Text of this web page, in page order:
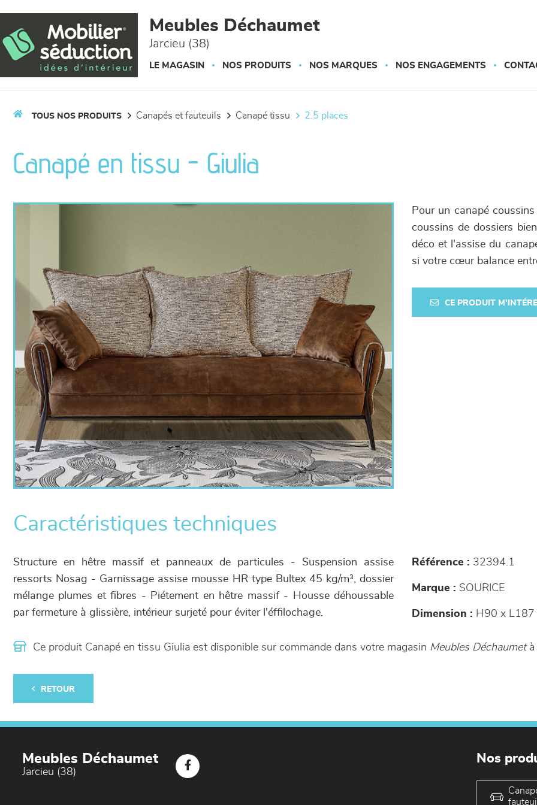
Meubles Déchaumet
Jarcieu (38)
LE MAGASIN NOS PRODUITS NOS MARQUES NOS ENGAGEMENTS
TOUS NOS PRODUITS canapés et fauteuils canapé tissu 2.5 places
Canapé en tissu - Giulia
Pour un canapé
coussins de dossiers
déco et l'assise du
si votre cœur balance
CE PRODUIT
Caractéristiques techniques
Structure en hêtre massif et panneaux de particules - Suspension assise
ressorts Nosag - Garnissage assise mousse HR type Bultex 45 kg/m³, dossier
mélange plumes et fibres - Piétement en hêtre massif - Housse déhoussable
par fermeture à glissière, intérieur surjeté pour éviter l'éffilochage.
Référence : 32394.1
Marque : SOURICE
Dimension : H90 x L187
Ce produit Canapé en tissu Giulia est disponible sur commande dans votre magasin Meubles Déchaumetà
RETOUR
Meubles Déchaumet
Jarcieu (38)
Nos